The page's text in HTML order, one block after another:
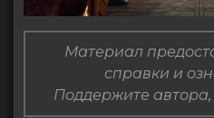
Материал
справки и
Поддержите автора,